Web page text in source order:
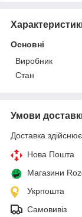
Основні
Виробник
Стан
Умови
Доставка
Нова Пошта
Магазини
Укрпошта
Самовивіз